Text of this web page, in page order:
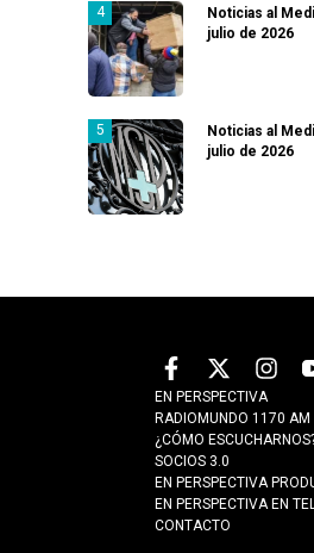
Noticias al
julio de 2026
Noticias al
julio de 2026
EN PERSPECTIVA
RADIOMUNDO 1170 AM
¿CÓMO
SOCIOS 3.0
EN PERSPECTIVA
EN PERSPECTIVA EN
CONTACTO